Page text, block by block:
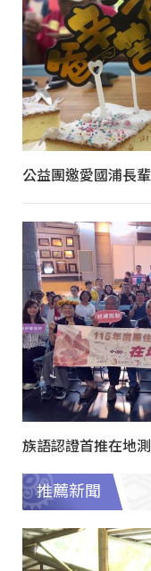
公益團邀愛國浦長
族語認證首推在地
推薦新聞